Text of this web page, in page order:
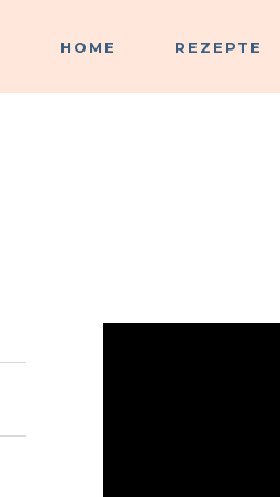
HOME REZEPTE